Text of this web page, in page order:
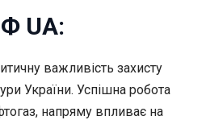
UA:
важливість захисту
України. Успішна робота
напряму впливає на